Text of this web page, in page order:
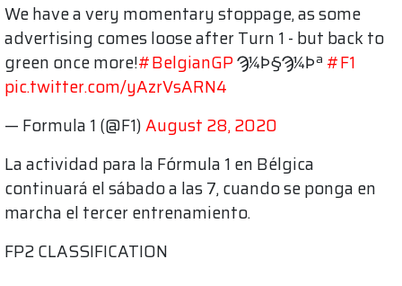
We have a very momentary stoppage, as some
advertising comes loose after Turn 1 - but back to
green once more!#BelgianGPϠ¼Ϸ§Ϡ¼Ϸª #F1
pic.twitter.com/yAzrVsARN4
— Formula 1 (@F1)August 28, 2020
La actividad para la Fórmula 1 en Bélgica
continuará el sábado a las 7, cuando se ponga en
marcha el tercer entrenamiento.
FP2 CLASSIFICATION